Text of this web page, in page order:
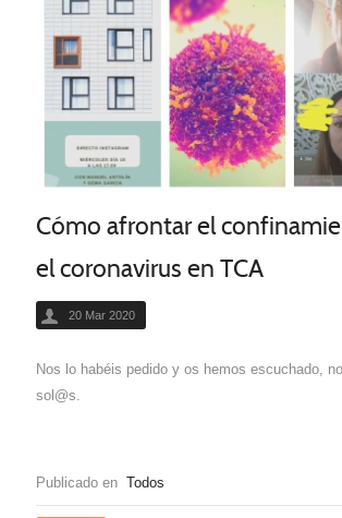
Cómo afrontar el
el coronavirus en TCA
20 Mar 2020
Nos lo habéis pedido y os hemos escuchado,
sol@s.
Publicado en Todos